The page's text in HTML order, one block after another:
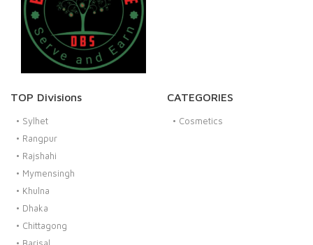
TOP Divisions
• Sylhet
• Rangpur
• Rajshahi
• Mymensingh
• Khulna
• Dhaka
• Chittagong
CATEGORIES
• Cosmetics